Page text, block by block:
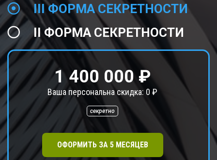
III ФОРМА СЕКРЕТНОСТИ
II ФОРМА СЕКРЕТНОСТИ
1 400 000 ₽
Ваша персональна скидка: 0 ₽
секретно
ОФОРМИТЬ ЗА 5МЕСЯЦЕВ